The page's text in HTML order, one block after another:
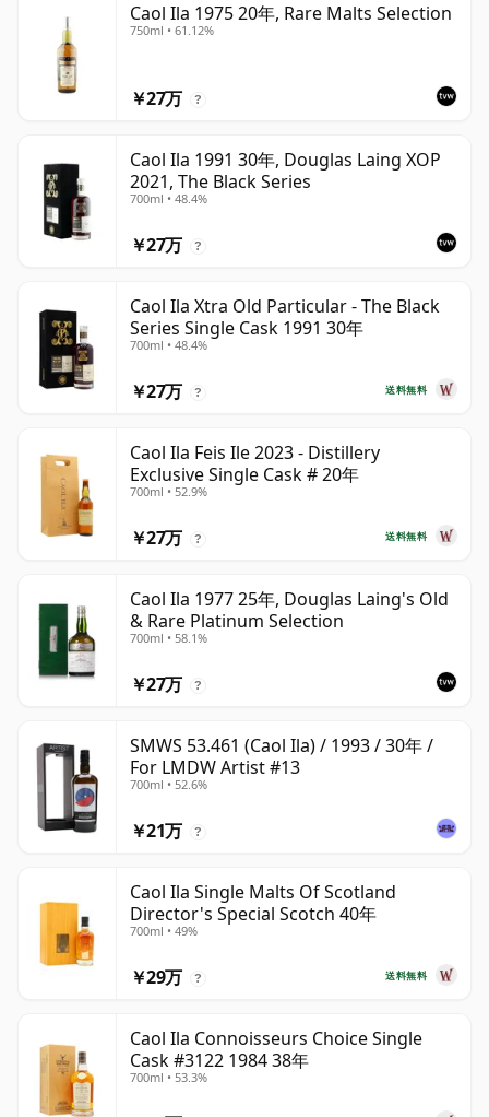
Caol Ila 1975 20年, Rare Malts Selection
750ml • 61.12%
￥27万 ?
Caol Ila 1991 30年, Douglas Laing XOP
2021, The Black Series
700ml • 48.4%
￥27万 ?
Caol Ila Xtra Old Particular - The Black
Series Single Cask 1991 30年
700ml • 48.4%
送料無料
￥27万 ?
Caol Ila Feis Ile 2023 - Distillery
Exclusive Single Cask # 20年
700ml • 52.9%
送料無料
￥27万 ?
Caol Ila 1977 25年, Douglas Laing's Old
& Rare Platinum Selection
700ml • 58.1%
￥27万 ?
SMWS 53.461 (Caol Ila) / 1993 / 30年 /
For LMDW Artist #13
700ml • 52.6%
￥21万 ?
Caol Ila Single Malts Of Scotland
Director's Special Scotch 40年
700ml • 49%
送料無料
￥29万 ?
Caol Ila Connoisseurs Choice Single
Cask #3122 1984 38年
700ml • 53.3%